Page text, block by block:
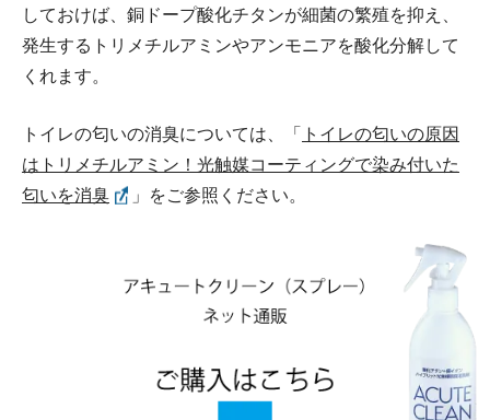
しておけば、銅ドープ酸化チタンが細菌の繁殖を抑え、
発生するトリメチルアミンやアンモニアを酸化分解して
くれます。
トイレの匂いの消臭については、「
トイレの匂いの原因
はトリメチルアミン！光触媒コーティングで染み付いた
匂いを消臭
」をご参照ください。